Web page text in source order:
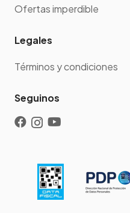
Ofertas imperdible
Legales
Términos y condiciones
Seguinos